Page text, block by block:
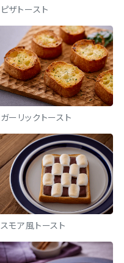
ピザトースト
ガーリックトースト
スモア風トースト